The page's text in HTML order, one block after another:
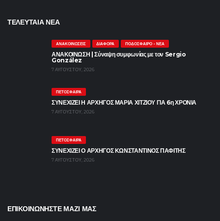
ΤΕΛΕΥΤΑΙΑ ΝΕΑ
ΑΝΑΚΟΙΝΏΣΕΙΣ ΔΙΆΦΟΡΑ ΠΟΔΌΣΦΑΙΡΟ - ΝΈΑ
ΑΝΑΚΟΙΝΩΣΗ | Σύναψη συμφωνίας με τον Sergio
González
7 ΑΥΓΟΎΣΤΟΥ, 2026
ΠΕΤΌΣΦΑΙΡΑ
ΣΥΝΕΧΙΖΕΙ Η ΑΡΧΗΓΟΣ ΜΑΡΙΑ ΧΙΤΖΙΟΥ ΓΙΑ 6η ΧΡΟΝΙΑ
7 ΑΥΓΟΎΣΤΟΥ, 2026
ΠΕΤΌΣΦΑΙΡΑ
ΣΥΝΕΧΙΖΕΙ Ο ΑΡΧΗΓΟΣ ΚΩΝΣΤΑΝΤΙΝΟΣ ΠΑΦΙΤΗΣ
7 ΑΥΓΟΎΣΤΟΥ, 2026
ΕΠΙΚΟΙΝΩΝΗΣΤΕ ΜΑΖΙ ΜΑΣ